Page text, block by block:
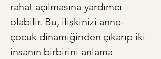
rahat açılmasına yardımcı
olabilir. Bu, ilişkinizi anne-
çocuk dinamiğinden çıkarıp iki
insanın birbirini anlama